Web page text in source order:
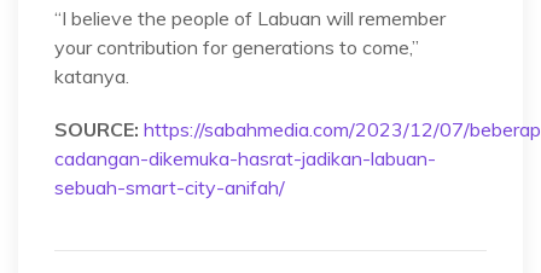
“I believe the people of Labuan will remember
your contribution for generations to come,”
katanya.
SOURCE: https://sabahmedia.com/2023/12/07/
cadangan-dikemuka-hasrat-jadikan-labuan-
sebuah-smart-city-anifah/